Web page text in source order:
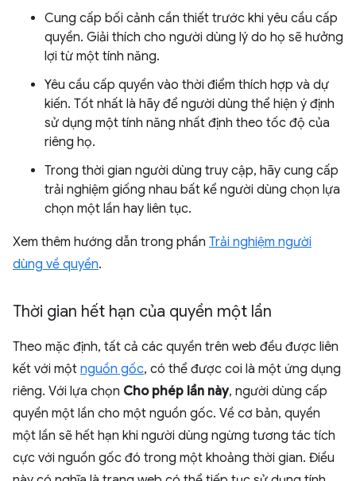
Cung cấp bối cảnh cần thiết trước khi yêu cầu cấp
quyền. Giải thích cho người dùng lý do họ sẽ hưởng
lợi từ một tính năng.
Yêu cầu cấp quyền vào thời điểm thích hợp và dự
kiến. Tốt nhất là hãy để người dùng thể hiện ý định
sử dụng một tính năng nhất định theo tốc độ của
riêng họ.
Trong thời gian người dùng truy cập, hãy cung cấp
trải nghiệm giống nhau bất kể người dùng chọn lựa
chọn một lần hay liên tục.
Xem thêm hướng dẫn trong phần Trải nghiệm người
dùng về quyền.
Thời gian hết hạn của quyền một lần
Theo mặc định, tất cả các quyền trên web đều được liên
kết với một nguồn gốc, có thể được coi là một ứng dụng
riêng. Với lựa chọn Cho phép lần này, người dùng cấp
quyền một lần cho một nguồn gốc. Về cơ bản, quyền
một lần sẽ hết hạn khi người dùng ngừng tương tác tích
cực với nguồn gốc đó trong một khoảng thời gian. Điều